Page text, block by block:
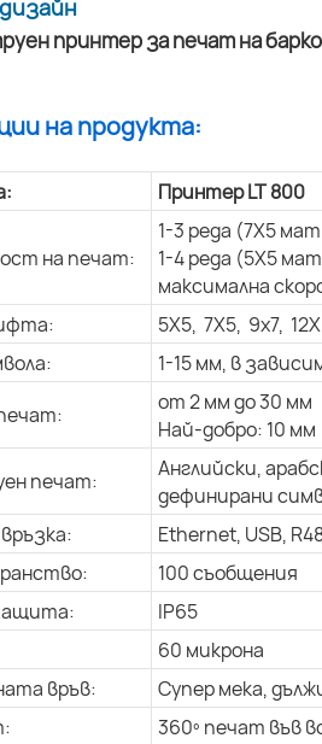
на продукта:
Принтер LT 800
на печат:
1-3 реда (7X5
1-4 реда (5X5
максимална
5X5, 7X5, 9x7,
1-15 мм, в
от 2 мм до 30 мм
Най-добро: 10 мм
печат:
Английски,
дефинирани
Ethernet, USB,
100 съобщения
IP65
60 микрона
връв:
Супер мека,
360º печат във